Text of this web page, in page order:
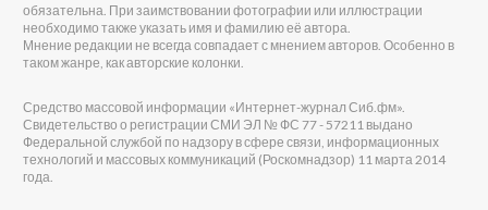
обязательна. При заимствовании фотографии или иллюстрации
необходимо также указать имя и фамилию её автора.
Мнение редакции не всегда совпадает с мнением авторов. Особенно в
таком жанре, как авторские колонки.
Средство массовой информации «Интернет-журнал Сиб.фм».
Свидетельство о регистрации СМИ ЭЛ № ФС 77 - 57211 выдано
Федеральной службой по надзору в сфере связи, информационных
технологий и массовых коммуникаций (Роскомнадзор) 11 марта 2014
года.